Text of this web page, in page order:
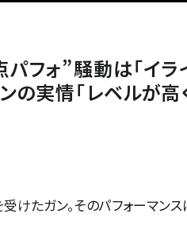
フォ”騒動は「イラ
の実情「レベルが高
けたガン。そのパフォーマン